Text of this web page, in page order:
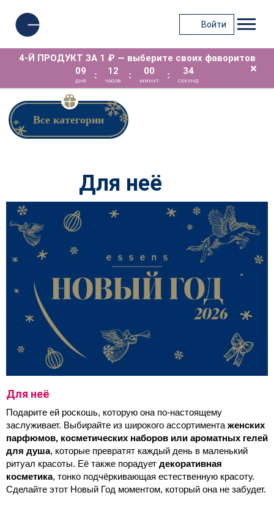
Войти
4-Й ПРОДУКТ ЗА 1 ₽ — выберите своих фаворитов
09
ДНЯ
: 12
ЧАСОВ
: 00
МИНУТ
: 33
СЕКУНД
×
Все категории
Для неё
Для неё
Подарите ей роскошь, которую она по-настоящему
заслуживает. Выбирайте из широкого ассортимента женских
парфюмов, косметических наборов или ароматных гелей
для душа, которые превратят каждый день в маленький
ритуал красоты. Её также порадует декоративная
косметика, тонко подчёркивающая естественную красоту.
Сделайте этот Новый Год моментом, который она не забудет.